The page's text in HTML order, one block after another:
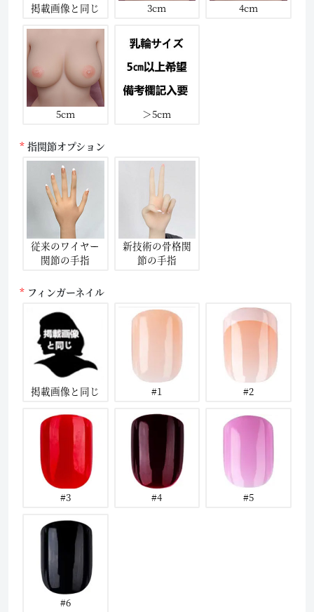
掲載画像と同じ 3cm 4cm
5cm ＞5cm
指関節オプション
従来のワイヤー
関節の手指
新技術の骨格関
節の手指
フィンガーネイル
掲載画像と同じ #1 #2
#3 #4 #5
#6